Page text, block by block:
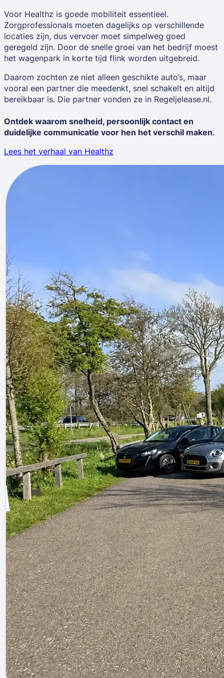
Voor Healthz is goede mobiliteit essentieel.
Zorgprofessionals moeten dagelijks op verschillende
locaties zijn, dus vervoer moet simpelweg goed
geregeld zijn. Door de snelle groei van het bedrijf moest
het wagenpark in korte tijd flink worden uitgebreid.
Daarom zochten ze niet alleen geschikte auto’s, maar
vooral een partner die meedenkt, snel schakelt en altijd
bereikbaar is. Die partner vonden ze in Regeljelease.nl.
Ontdek waarom snelheid, persoonlijk contact en
duidelijke communicatie voor hen het verschil maken.
Lees het verhaal van Healthz